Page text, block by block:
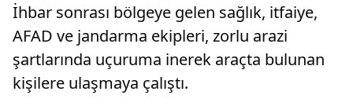
İhbar sonrası bölgeye gelen sağlık, itfaiye,
AFAD ve jandarma ekipleri, zorlu arazi
şartlarında uçuruma inerek araçta bulunan
kişilere ulaşmaya çalıştı.